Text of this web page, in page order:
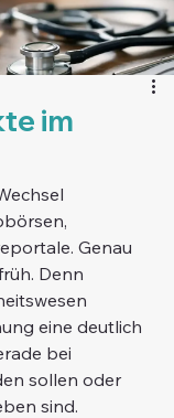
im
Genau
Denn
eine deutlich
bei
sollen oder
sind.